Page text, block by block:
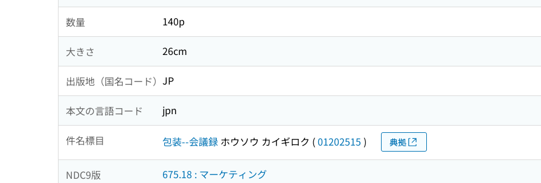
数量 140p
大きさ 26cm
出版地（国名コード） JP
本文の言語コード jpn
件名標目 包装--会議録 ホウソウ カイギロク (01202515 ) 典拠
NDC9版 675.18 : マーケティング